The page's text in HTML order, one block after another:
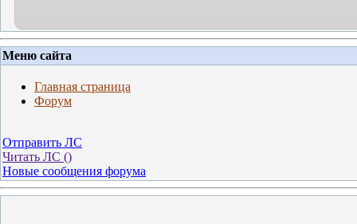
Меню сайта
Главная страница
Форум
Отправить ЛС
Читать ЛС ()
Новые сообщения форума